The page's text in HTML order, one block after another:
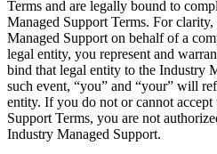
ローンチ後のインサイトとライ
成長
詳しく見る
発見され、モバイルユーザーを
アプリ内課金
ストアとD2C全体でIAPを管理
店内体験をオンライン体験に変
自動車
イノベーションと車内体験を促
すべての業界を見る
ケーススタディ
実際の成功事例
ベストプラクティスガイド
専門家のヒントとコツ
デモ
デモ、サンプル、ビルディング
Unity Awards
世界中のUnityクリエイターを祝
実用的なヒントとベストプラク
教育
学生向け
キャリアをスタートさせる
教育者向け
教育を大幅に強化
Terms and are legally bound to
Managed Support Terms. For
Managed Support on behalf of a
legal entity, you represent and
bind that legal entity to the Industry
such event, “you” and “your” will
entity. If you do not or cannot accept
Support Terms, you are not
Industry Managed Support.